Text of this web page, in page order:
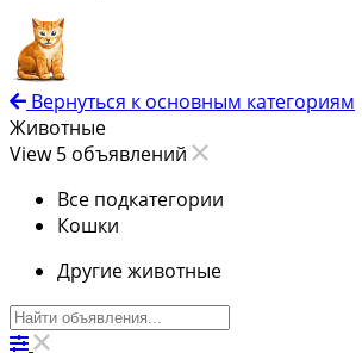
Вернуться к основным категориям
Животные
View 5 объявлений
Все подкатегории
Кошки
Другие животные